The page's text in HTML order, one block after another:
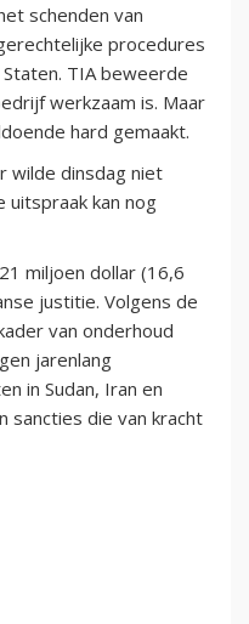
schenden van
procedures
TIA beweerde
werkzaam is. Maar
hard gemaakt.
wilde dinsdag niet
uitspraak kan nog
miljoen dollar (16,6
justitie. Volgens de
van onderhoud
jarenlang
in Sudan, Iran en
sancties die van kracht